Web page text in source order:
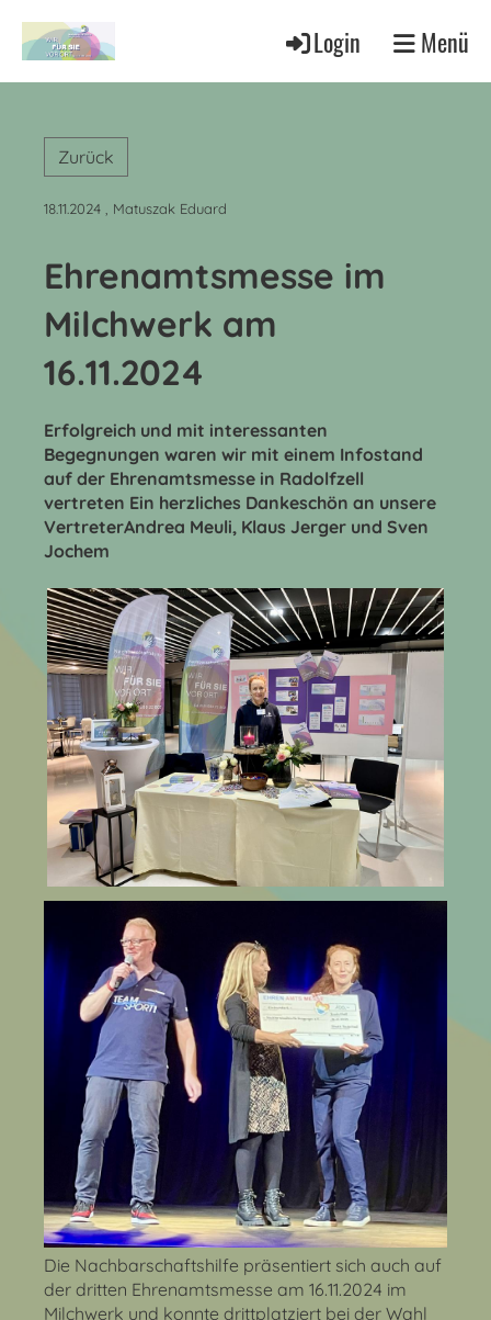
Login Menü
Zurück
18.11.2024 , Matuszak Eduard
Ehrenamtsmesse im
Milchwerk am
16.11.2024
Erfolgreich und mit interessanten
Begegnungen waren wir mit einem Infostand
auf der Ehrenamtsmesse in Radolfzell
vertreten Ein herzliches Dankeschön an unsere
VertreterAndrea Meuli, Klaus Jerger und Sven
Jochem
Die Nachbarschaftshilfe präsentiert sich auch auf
der dritten Ehrenamtsmesse am 16.11.2024 im
Milchwerk und konnte drittplatziert bei der Wahl